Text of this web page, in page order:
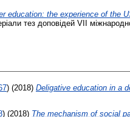
education: the experience of the
тез доповідей VІІ
) (2018) Deligative education in a
) (2018) The mechanism of social